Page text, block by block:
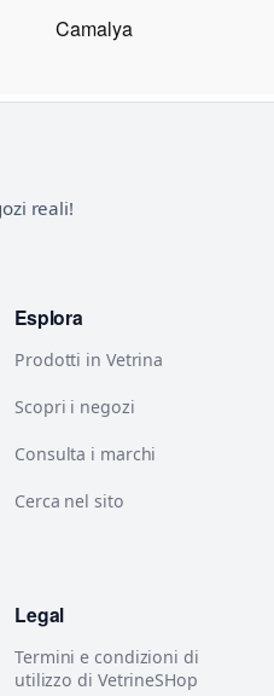
Camalya
reali!
Esplora
Prodotti in Vetrina
Scopri i negozi
Consulta i marchi
Cerca nel sito
Legal
Termini e condizioni di
utilizzo di VetrineSHop